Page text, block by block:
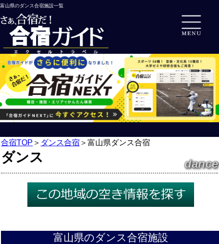
富山県のダンス合宿施設一覧
合宿TOP ＞ ダンス合宿 ＞ 富山県ダンス合宿
ダンス dance
富山県のダンス合宿施設